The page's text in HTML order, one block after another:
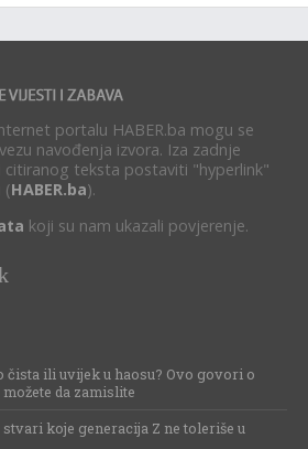
portalu HABER.ba mogu se
navođenja izvora. Iza zadnje
citiranog teksta postaviti "hyperlink"
(HABER.ba).
koji su nam ukazali povjerenje.
čista ili uvijek u haosu? Ovo govori o
da zamislite
koje generacija Z ne toleriše u